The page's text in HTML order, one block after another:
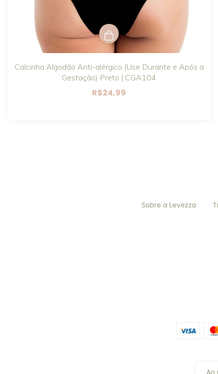
Calcinha Algodão Anti-alérgico (Use Durante e Após a
Gestação) Preto | CGA104
R$24,99
Sobre a Levezza